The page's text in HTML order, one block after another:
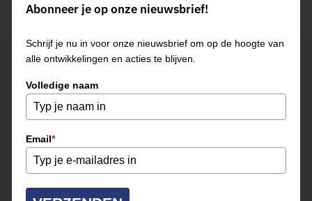
Neem contact op
0475-331500
roermond@multihuur.nl
Jules Breukersstraat 15-17
6041 BP Roermond
Abonneer je op onze nieuwsbrief!
Schrijf je nu in voor onze nieuwsbrief om op de hoogte van
alle ontwikkelingen en acties te blijven.
Volledige naam
Email*